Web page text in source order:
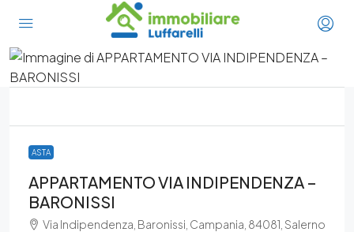
ASTA
APPARTAMENTO VIA INDIPENDENZA –
BARONISSI
Via Indipendenza, Baronissi, Campania, 84081, Salerno